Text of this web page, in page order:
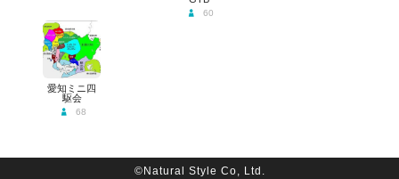
60
愛知ミニ四
駆会
68
©Natural Style Co, Ltd.